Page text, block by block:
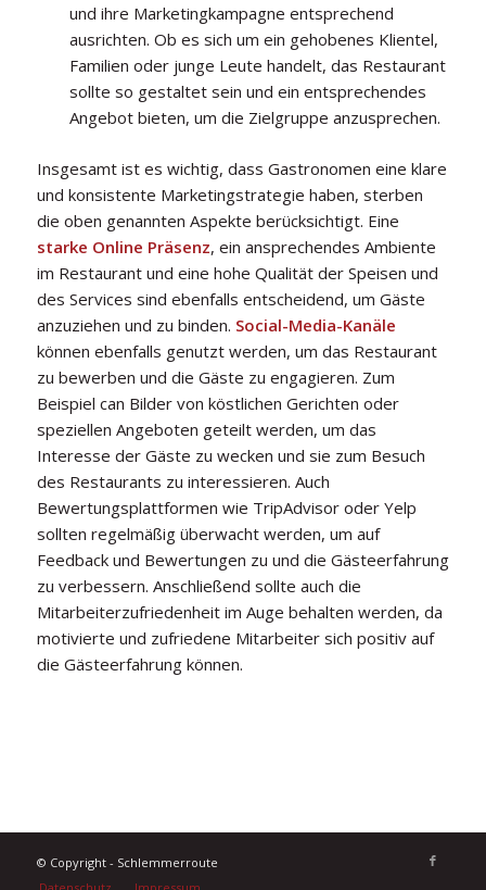
und ihre Marketingkampagne entsprechend
ausrichten. Ob es sich um ein gehobenes Klientel,
Familien oder junge Leute handelt, das Restaurant
sollte so gestaltet sein und ein entsprechendes
Angebot bieten, um die Zielgruppe anzusprechen.
Insgesamt ist es wichtig, dass Gastronomen eine klare
und konsistente Marketingstrategie haben, sterben
die oben genannten Aspekte berücksichtigt. Eine
starke Online Präsenz, ein ansprechendes Ambiente
im Restaurant und eine hohe Qualität der Speisen und
des Services sind ebenfalls entscheidend, um Gäste
anzuziehen und zu binden. Social-Media-Kanäle
können ebenfalls genutzt werden, um das Restaurant
zu bewerben und die Gäste zu engagieren. Zum
Beispiel can Bilder von köstlichen Gerichten oder
speziellen Angeboten geteilt werden, um das
Interesse der Gäste zu wecken und sie zum Besuch
des Restaurants zu interessieren. Auch
Bewertungsplattformen wie TripAdvisor oder Yelp
sollten regelmäßig überwacht werden, um auf
Feedback und Bewertungen zu und die Gästeerfahrung
zu verbessern. Anschließend sollte auch die
Mitarbeiterzufriedenheit im Auge behalten werden, da
motivierte und zufriedene Mitarbeiter sich positiv auf
die Gästeerfahrung können.
© Copyright - Schlemmerroute